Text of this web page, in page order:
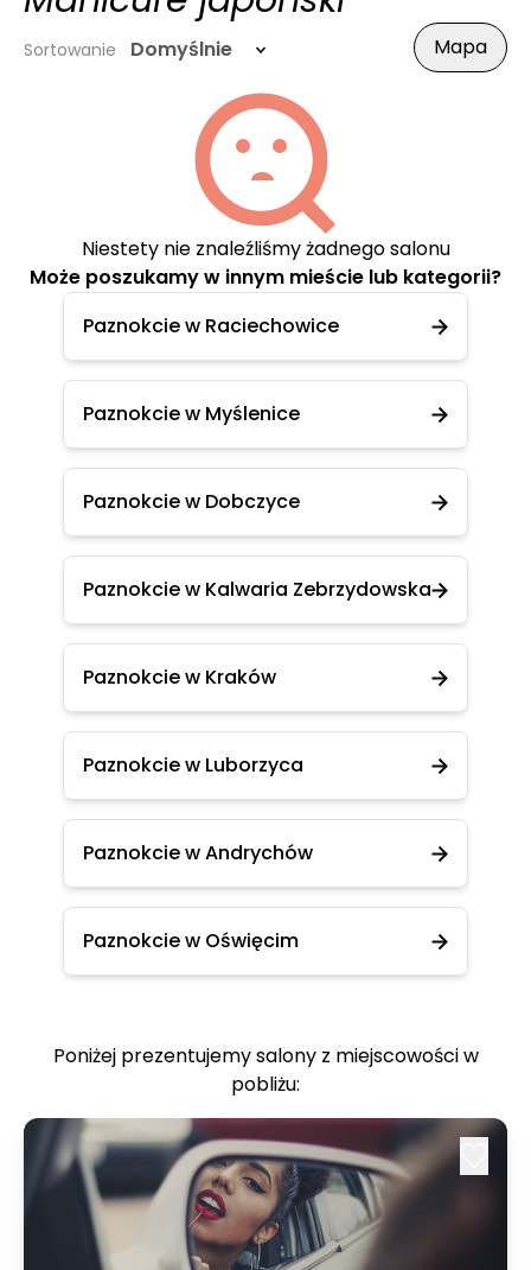
Sortowanie Domyślnie Mapa
Niestety nie znaleźliśmy żadnego salonu
Może poszukamy w innym mieście lub kategorii?
Paznokcie w Raciechowice
Paznokcie w Myślenice
Paznokcie w Dobczyce
Paznokcie w Kalwaria Zebrzydowska
Paznokcie w Kraków
Paznokcie w Luborzyca
Paznokcie w Andrychów
Paznokcie w Oświęcim
Poniżej prezentujemy salony z miejscowości w
pobliżu: